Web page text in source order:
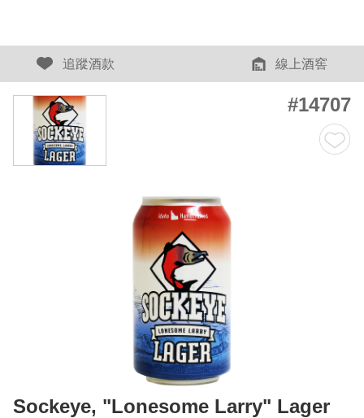
追蹤酒款 線上酒窖
#14707
Sockeye, "Lonesome Larry" Lager